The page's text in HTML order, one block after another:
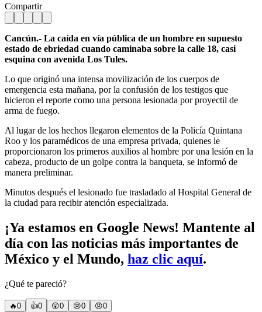
Compartir
Cancún.- La caída en vía pública de un hombre en supuesto
estado de ebriedad cuando caminaba sobre la calle 18, casi
esquina con avenida Los Tules.
Lo que originó una intensa movilización de los cuerpos de
emergencia esta mañana, por la confusión de los testigos que
hicieron el reporte como una persona lesionada por proyectil de
arma de fuego.
Al lugar de los hechos llegaron elementos de la Policía Quintana
Roo y los paramédicos de una empresa privada, quienes le
proporcionaron los primeros auxilios al hombre por una lesión en la
cabeza, producto de un golpe contra la banqueta, se informó de
manera preliminar.
Minutos después el lesionado fue trasladado al Hospital General de
la ciudad para recibir atención especializada.
¡Ya estamos en Google News! Mantente al
día con las noticias más importantes de
México y el Mundo, haz clic aquí.
¿Qué te pareció?
🔥0 👍0 😲0 😢0 😠0